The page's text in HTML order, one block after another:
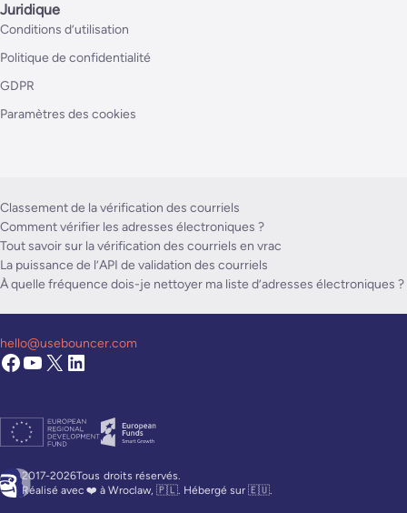
Juridique
Conditions d’utilisation
Politique de confidentialité
GDPR
Paramètres des cookies
Classement de la vérification des courriels
Comment vérifier les adresses électroniques ?
Tout savoir sur la vérification des courriels en vrac
La puissance de l’API de validation des courriels
À quelle fréquence dois-je nettoyer ma liste d’adresses électroniques ?
2017-2026Tous droits réservés.
Réalisé avec ❤️ à Wroclaw, 🇵🇱. Hébergé sur 🇪🇺.
hello@usebouncer.com